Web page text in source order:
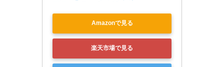
Amazonで見る
楽天市場で見る